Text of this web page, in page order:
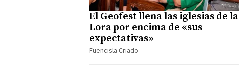
El Geofest llena las iglesias de la
Lora por encima de «sus
expectativas»
Fuencisla Criado